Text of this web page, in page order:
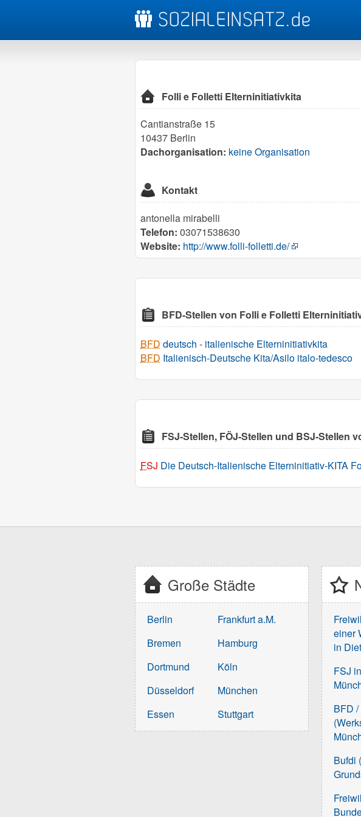
Folli e Folletti Elterninitiativkita
Cantianstraße 15
10437 Berlin
Dachorganisation: keine Organisation
Kontakt
antonella mirabelli
Telefon: 03071538630
Website: http://www.folli-folletti.de/
BFD-Stellen von Folli e Folletti
BFD deutsch - italienische Elterninitiativkita
BFD Italienisch-Deutsche Kita/Asilo italo-tedesco
FSJ-Stellen, FÖJ-Stellen und BSJ-Stellen
FSJ Die Deutsch-Italienische Elterninitiativ-KITA
Große Städte
Berlin
Bremen
Dortmund
Düsseldorf
Essen
Frankfurt a.M.
Hamburg
Köln
München
Stuttgart
einer
in
FSJ
BFD
Bufdi